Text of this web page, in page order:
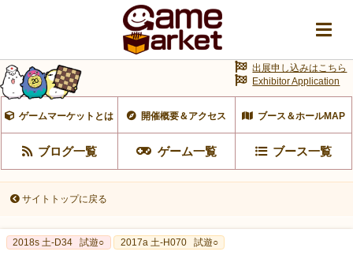
ゲームマーケットとは 開催概要＆アクセス ブース＆ホールMAP
ブログ一覧 ゲーム一覧 ブース一覧
出展申し込みはこちら
Exhibitor Application
サイトトップに戻る
2018s 土-D34 試遊○ 2017a 土-H070 試遊○